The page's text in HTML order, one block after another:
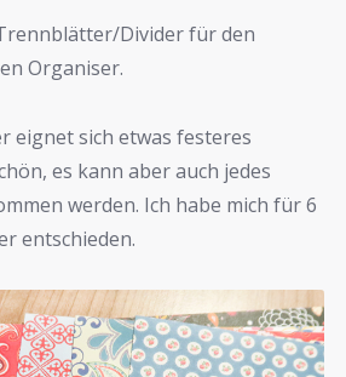
Divider für den
Organiser.
eignet sich etwas festeres
es kann aber auch jedes
werden. Ich habe mich für 6
entschieden.